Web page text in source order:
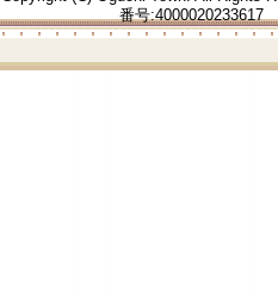
番号:4000020233617